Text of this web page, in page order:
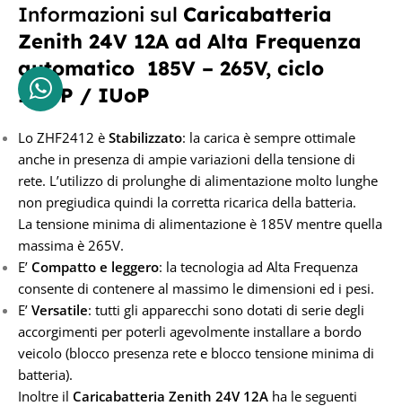
Informazioni sul Caricabatteria
Zenith 24V 12A ad Alta Frequenza
automatico 185V – 265V, ciclo
IWoP / IUoP
Lo ZHF2412 è Stabilizzato: la carica è sempre ottimale
anche in presenza di ampie variazioni della tensione di
rete. L’utilizzo di prolunghe di alimentazione molto lunghe
non pregiudica quindi la corretta ricarica della batteria.
La tensione minima di alimentazione è 185V mentre quella
massima è 265V.
E’ Compatto e leggero: la tecnologia ad Alta Frequenza
consente di contenere al massimo le dimensioni ed i pesi.
E’ Versatile: tutti gli apparecchi sono dotati di serie degli
accorgimenti per poterli agevolmente installare a bordo
veicolo (blocco presenza rete e blocco tensione minima di
batteria).
Inoltre il Caricabatteria Zenith 24V 12A ha le seguenti